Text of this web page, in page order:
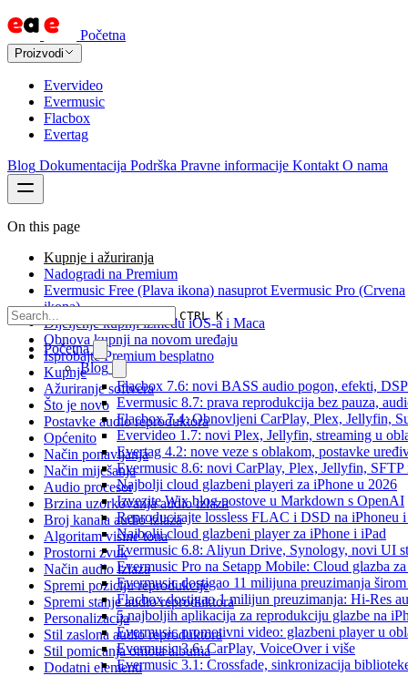
Početna
Proizvodi
Evervideo
Evermusic
Flacbox
Evertag
Blog Dokumentacija Podrška Pravne informacije Kontakt O nama
CTRL K
Početna
Blog
Flacbox 7.6: novi BASS audio pogon, efekti,
Evermusic 8.7: prava reprodukcija bez pauza,
Flacbox 7.4: Obnovljeni CarPlay, Plex, Jellyfin,
Evervideo 1.7: novi Plex, Jellyfin, streaming u
Evertag 4.2: nove veze s oblakom, postavke
Evermusic 8.6: novi CarPlay, Plex, Jellyfin,
Najbolji cloud glazbeni playeri za iPhone u 2026
Izvezite Wix blog postove u Markdown s OpenAI
Reproducirajte lossless FLAC i DSD na iPhoneu
Najbolji cloud glazbeni player za iPhone i iPad
Evermusic 6.8: Aliyun Drive, Synology, novi UI
Evermusic Pro na Setapp Mobile: Cloud glazba
Evermusic dostigao 11 milijuna preuzimanja
Flacbox dostigao 1 milijun preuzimanja: Hi-Res
5 najboljih aplikacija za reprodukciju glazbe na
Evermusic promotivni video: glazbeni player u
Evermusic 3.6: CarPlay, VoiceOver i više
Evermusic 3.1: Crossfade, sinkronizacija
On this page
Kupnje i ažuriranja
Nadogradi na Premium
Evermusic Free (Plava ikona) nasuprot Evermusic Pro (Crvena
ikona)
Dijeljenje kupnji između iOS-a i Maca
Obnova kupnji na novom uređaju
Isprobajte Premium besplatno
Kupnje
Ažuriranje softvera
Što je novo
Postavke audio reproduktora
Općenito
Način ponavljanja
Način miješanja
Audio procesor
Brzina uzorkovanja audio izlaza
Broj kanala audio izlaza
Algoritam visine tona
Prostorni zvuk
Način audio izlaza
Spremi poziciju reprodukcije
Spremi stanje audio reproduktora
Personalizacija
Stil zaslona audio reproduktora
Stil pomicanja omota albuma
Dodatni elementi